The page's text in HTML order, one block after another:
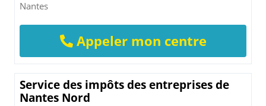
Nantes
Appeler mon centre
Service des impôts des entreprises de
Nantes Nord